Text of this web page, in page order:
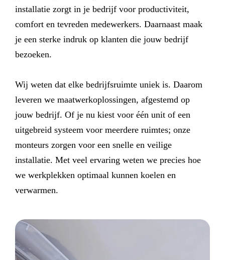
installatie zorgt in je bedrijf voor productiviteit,
comfort en tevreden medewerkers. Daarnaast maak
je een sterke indruk op klanten die jouw bedrijf
bezoeken.
Wij weten dat elke bedrijfsruimte uniek is. Daarom
leveren we maatwerkoplossingen, afgestemd op
jouw bedrijf. Of je nu kiest voor één unit of een
uitgebreid systeem voor meerdere ruimtes; onze
monteurs zorgen voor een snelle en veilige
installatie. Met veel ervaring weten we precies hoe
we werkplekken optimaal kunnen koelen en
verwarmen.